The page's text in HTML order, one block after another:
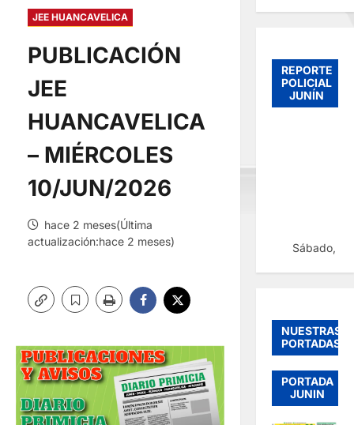
JEE HUANCAVELICA
PUBLICACIÓN
JEE
HUANCAVELICA
– MIÉRCOLES
10/JUN/2026
hace 2 meses(Última
actualización:hace 2 meses)
REPORTE
POLICIAL
JUNÍN
Sábado,
NUESTRAS
PORTADAS
PORTADA
JUNIN